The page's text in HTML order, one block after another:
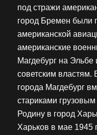
под стражи
город Бремен были
американской
американские
Магдебург на
советским властям.
города Магдебург
стариками
Родину в город
Харьков в мае 1945